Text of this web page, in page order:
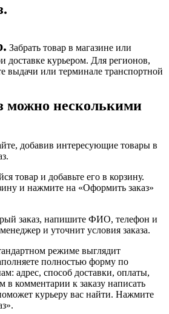
Забрать товар в магазине или
доставке курьером. Для регионов,
выдачи или терминале транспортной
можно несколькими
добавив интересующие товары в
товар и добавьте его в корзину.
и нажмите на «Оформить заказ»
заказ, напишите ФИО, телефон и
и уточнит условия заказа.
режиме выглядит
полностью форму по
адрес, способ доставки, оплаты,
в комментарии к заказу написать
курьеру вас найти. Нажмите